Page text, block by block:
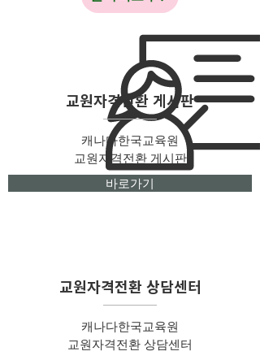
교원자격전환 게시판
캐나다한국교육원
​교원자격전환 게시판
바로가기
교원자격전환 상담센터
캐나다한국교육원
​교원자격전환 상담센터